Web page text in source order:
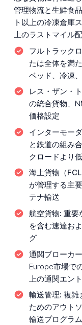
管理物流と生鮮食
ト以上の冷凍倉庫
上のラストマイル
フルトラック
たは全体を満
ベッド、冷凍
レス・ザン・
の統合貨物、
価格設定
インターモー
と鉄道の組み
クロードより
海上貨物（
が管理する主
テナ輸送
航空貨物: 重要
を含む速達お
グ
通関ブローカ
Europe市場で
上の通関エン
輸送管理: 複雑
ためのアウト
輸送プログラ